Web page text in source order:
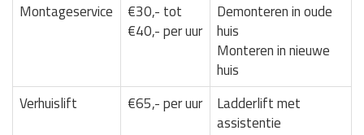
Montageservice
€30,- tot
€40,- per uur
Demonteren in oude
huis
Monteren in nieuwe
huis
Verhuislift
€65,- per uur
Ladderlift met
assistentie